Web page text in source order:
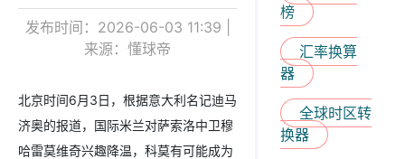
发布时间：2026-06-03 11:39 |
来源：懂球帝
北京时间6月3日，根据意大利名记迪马
济奥的报道，国际米兰对萨索洛中卫穆
哈雷莫维奇兴趣降温，科莫有可能成为
榜
汇率换算
器
全球时区转
换器